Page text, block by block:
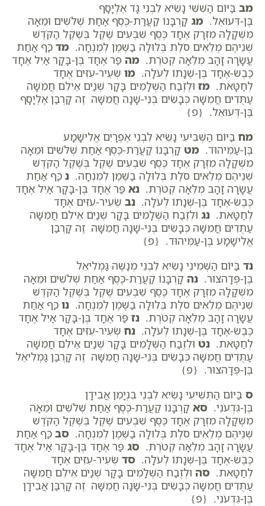
מב בַּיּוֹם הַשִּׁשִּׁי נָשִׂיא לִבְנֵי גָד אֶלְיָסָף
בֶּן-דְּעוּאֵל. מג קָרְבָּנוֹ קַעֲרַת-כֶּסֶף אַחַת שְׁלֹשִׁים וּמֵאָה
מִשְׁקָלָהּ מִזְרָק אֶחָד כֶּסֶף שִׁבְעִים שֶׁקֶל בְּשֶׁקֶל הַקֹּדֶשׁ
שְׁנֵיהֶם מְלֵאִים סֹלֶת בְּלוּלָה בַשֶּׁמֶן לְמִנְחָה. מד כַּף אַחַת
עֲשָׂרָה זָהָב מְלֵאָה קְטֹרֶת. מה פַּר אֶחָד בֶּן-בָּקָר אַיִל אֶחָד
כֶּבֶשׂ-אֶחָד בֶּן-שְׁנָתוֹ לְעֹלָה. מו שְׂעִיר-עִזִּים אֶחָד
לְחַטָּאת. מז וּלְזֶבַח הַשְּׁלָמִים בָּקָר שְׁנַיִם אֵילִם חֲמִשָּׁה
עַתֻּדִים חֲמִשָּׁה כְּבָשִׂים בְּנֵי-שָׁנָה חֲמִשָּׁה זֶה קָרְבַּן אֶלְיָסָף
בֶּן-דְּעוּאֵל. {פ}
מח בַּיּוֹם הַשְּׁבִיעִי נָשִׂיא לִבְנֵי אֶפְרָיִם אֱלִישָׁמָע
בֶּן-עַמִּיהוּד. מט קָרְבָּנוֹ קַעֲרַת-כֶּסֶף אַחַת שְׁלֹשִׁים וּמֵאָה
מִשְׁקָלָהּ מִזְרָק אֶחָד כֶּסֶף שִׁבְעִים שֶׁקֶל בְּשֶׁקֶל הַקֹּדֶשׁ
שְׁנֵיהֶם מְלֵאִים סֹלֶת בְּלוּלָה בַשֶּׁמֶן לְמִנְחָה. נ כַּף אַחַת
עֲשָׂרָה זָהָב מְלֵאָה קְטֹרֶת. נא פַּר אֶחָד בֶּן-בָּקָר אַיִל אֶחָד
כֶּבֶשׂ-אֶחָד בֶּן-שְׁנָתוֹ לְעֹלָה. נב שְׂעִיר-עִזִּים אֶחָד
לְחַטָּאת. נג וּלְזֶבַח הַשְּׁלָמִים בָּקָר שְׁנַיִם אֵילִם חֲמִשָּׁה
עַתֻּדִים חֲמִשָּׁה כְּבָשִׂים בְּנֵי-שָׁנָה חֲמִשָּׁה זֶה קָרְבַּן
אֱלִישָׁמָע בֶּן-עַמִּיהוּד. {פ}
נד בַּיּוֹם הַשְּׁמִינִי נָשִׂיא לִבְנֵי מְנַשֶּׁה גַּמְלִיאֵל
בֶּן-פְּדָהצוּר. נה קָרְבָּנוֹ קַעֲרַת-כֶּסֶף אַחַת שְׁלֹשִׁים וּמֵאָה
מִשְׁקָלָהּ מִזְרָק אֶחָד כֶּסֶף שִׁבְעִים שֶׁקֶל בְּשֶׁקֶל הַקֹּדֶשׁ
שְׁנֵיהֶם מְלֵאִים סֹלֶת בְּלוּלָה בַשֶּׁמֶן לְמִנְחָה. נו כַּף אַחַת
עֲשָׂרָה זָהָב מְלֵאָה קְטֹרֶת. נז פַּר אֶחָד בֶּן-בָּקָר אַיִל אֶחָד
כֶּבֶשׂ-אֶחָד בֶּן-שְׁנָתוֹ לְעֹלָה. נח שְׂעִיר-עִזִּים אֶחָד
לְחַטָּאת. נט וּלְזֶבַח הַשְּׁלָמִים בָּקָר שְׁנַיִם אֵילִם חֲמִשָּׁה
עַתֻּדִים חֲמִשָּׁה כְּבָשִׂים בְּנֵי-שָׁנָה חֲמִשָּׁה זֶה קָרְבַּן גַּמְלִיאֵל
בֶּן-פְּדָהצוּר. {פ}
ס בַּיּוֹם הַתְּשִׁיעִי נָשִׂיא לִבְנֵי בִנְיָמִן אֲבִידָן
בֶּן-גִּדְעֹנִי. סא קָרְבָּנוֹ קַעֲרַת-כֶּסֶף אַחַת שְׁלֹשִׁים וּמֵאָה
מִשְׁקָלָהּ מִזְרָק אֶחָד כֶּסֶף שִׁבְעִים שֶׁקֶל בְּשֶׁקֶל הַקֹּדֶשׁ
שְׁנֵיהֶם מְלֵאִים סֹלֶת בְּלוּלָה בַשֶּׁמֶן לְמִנְחָה. סב כַּף אַחַת
עֲשָׂרָה זָהָב מְלֵאָה קְטֹרֶת. סג פַּר אֶחָד בֶּן-בָּקָר אַיִל אֶחָד
כֶּבֶשׂ-אֶחָד בֶּן-שְׁנָתוֹ לְעֹלָה. סד שְׂעִיר-עִזִּים אֶחָד
לְחַטָּאת. סה וּלְזֶבַח הַשְּׁלָמִים בָּקָר שְׁנַיִם אֵילִם חֲמִשָּׁה
עַתֻּדִים חֲמִשָּׁה כְּבָשִׂים בְּנֵי-שָׁנָה חֲמִשָּׁה זֶה קָרְבַּן אֲבִידָן
בֶּן-גִּדְעֹנִי. {פ}